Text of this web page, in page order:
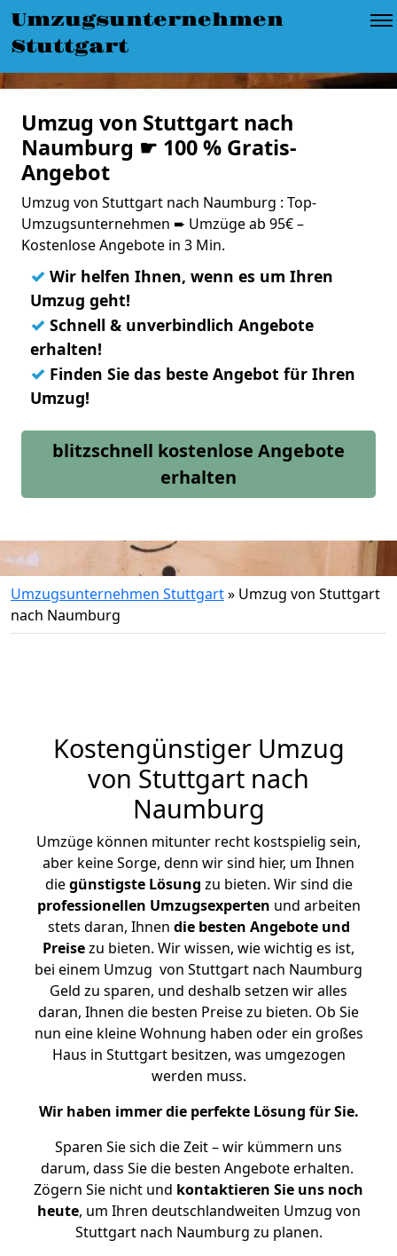
Umzugsunternehmen
Stuttgart
Umzug von Stuttgart nach
Naumburg ☛ 100 % Gratis-
Angebot
Umzug von Stuttgart nach Naumburg : Top-
Umzugsunternehmen ➨ Umzüge ab 95€ –
Kostenlose Angebote in 3 Min.
✓ Wir helfen Ihnen, wenn es um Ihren
Umzug geht!
✓ Schnell & unverbindlich Angebote
erhalten!
✓ Finden Sie das beste Angebot für Ihren
Umzug!
blitzschnell kostenlose Angebote
erhalten
Umzugsunternehmen Stuttgart» Umzug von Stuttgart
nach Naumburg
Kostengünstiger Umzug
von Stuttgart nach
Naumburg
Umzüge können mitunter recht kostspielig sein,
aber keine Sorge, denn wir sind hier, um Ihnen
diegünstigste Lösung zu bieten. Wir sind die
professionellen Umzugsexperten und arbeiten
stets daran, Ihnen die besten Angebote und
Preisezu bieten. Wir wissen, wie wichtig es ist,
bei einem Umzug von Stuttgart nach Naumburg
Geld zu sparen, und deshalb setzen wir alles
daran, Ihnen die besten Preise zu bieten. Ob Sie
nun eine kleine Wohnung haben oder ein großes
Haus in Stuttgart besitzen, was umgezogen
werden muss.
Wir haben immer die perfekte Lösung für Sie.
Sparen Sie sich die Zeit – wir kümmern uns
darum, dass Sie die besten Angebote erhalten.
Zögern Sie nicht und kontaktieren Sie uns noch
heute, um Ihren deutschlandweiten Umzug von
Stuttgart nach Naumburg zu planen.